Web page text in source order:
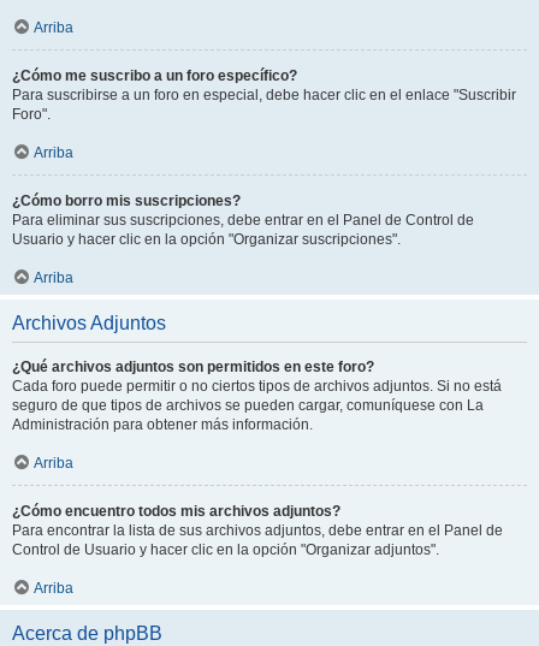
Arriba
¿Cómo me suscribo a un foro específico?
Para suscribirse a un foro en especial, debe hacer clic en el enlace "Suscribir
Foro".
Arriba
¿Cómo borro mis suscripciones?
Para eliminar sus suscripciones, debe entrar en el Panel de Control de
Usuario y hacer clic en la opción "Organizar suscripciones".
Arriba
Archivos Adjuntos
¿Qué archivos adjuntos son permitidos en este foro?
Cada foro puede permitir o no ciertos tipos de archivos adjuntos. Si no está
seguro de que tipos de archivos se pueden cargar, comuníquese con La
Administración para obtener más información.
Arriba
¿Cómo encuentro todos mis archivos adjuntos?
Para encontrar la lista de sus archivos adjuntos, debe entrar en el Panel de
Control de Usuario y hacer clic en la opción "Organizar adjuntos".
Arriba
Acerca de phpBB